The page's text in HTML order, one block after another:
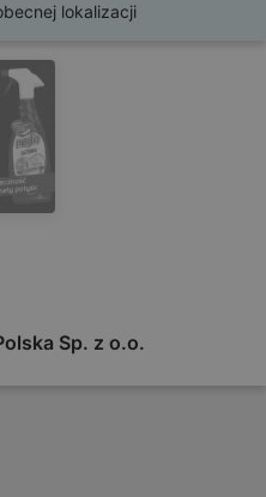
lokalizacji
Sp. z o.o.